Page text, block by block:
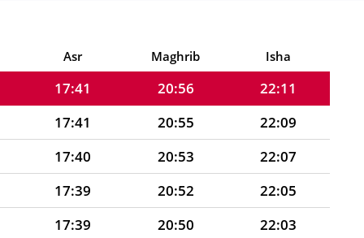
Asr Maghrib Isha
17:42 20:58
22:12
17:41 20:56
22:11
17:41 20:55
22:09
17:40 20:53
22:07
17:39 20:52
22:05
17:39 20:50
22:03